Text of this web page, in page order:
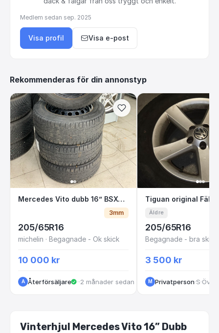
Medlem sedan sep. 2025
Visa profil Visa e-post
Rekommenderas för din annonstyp
Mercedes Vito dubb 16” BSX01S mellan F & G
Mercedes Vito dubb 16” BSX01S mellan F & G
3mm
205/65R16
michelin · Begagnade - Ok skick
10 000 kr
A Återförsäljare ·Kungälv
·2 månader sedan
Tiguan original
Äldre
205/65R16
Begagnade - bra skick
3 500 kr
M Privatperson· Stockholm
·Över
Vinterhjul Mercedes Vito 16” Dubb